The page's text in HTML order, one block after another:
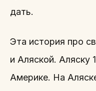
дать.
Эта история про
и Аляской. Аляску
Америке. На